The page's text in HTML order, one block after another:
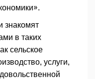
знакомят
в таких
сельское
услуги,